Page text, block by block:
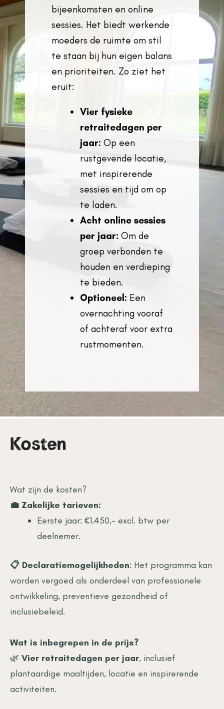
bijeenkomsten en online
sessies. Het biedt werkende
moeders de ruimte om stil
te staan bij hun eigen balans
en prioriteiten. Zo ziet het
eruit:
Vier fysieke
retraitedagen per
jaar: Op een
rustgevende locatie,
met inspirerende
sessies en tijd om op
te laden.
Acht online sessies
per jaar: Om de
groep verbonden te
houden en verdieping
te bieden.
Optioneel: Een
overnachting vooraf
of achteraf voor extra
rustmomenten.
Kosten
Wat zijn de kosten?
💼 Zakelijke tarieven:
Eerste jaar: €1.450,- excl. btw per
deelnemer.
📋 Declaratiemogelijkheden: Het programma kan
worden vergoed als onderdeel van professionele
ontwikkeling, preventieve gezondheid of
inclusiebeleid.
Wat is inbegrepen in de prijs?
🌿 Vier retraitedagen per jaar, inclusief
plantaardige maaltijden, locatie en inspirerende
activiteiten.